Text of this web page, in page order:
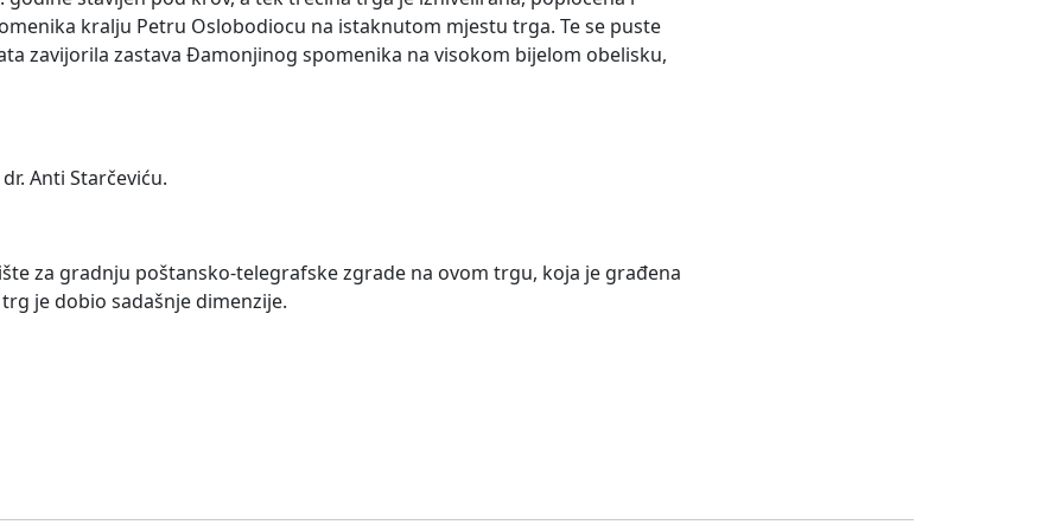
kralju Petru Oslobodiocu na istaknutom mjestu trga. Te se puste
zavijorila zastava Đamonjinog spomenika na visokom bijelom obelisku,
Anti Starčeviću.
za gradnju poštansko-telegrafske zgrade na ovom trgu, koja je građena
je dobio sadašnje dimenzije.